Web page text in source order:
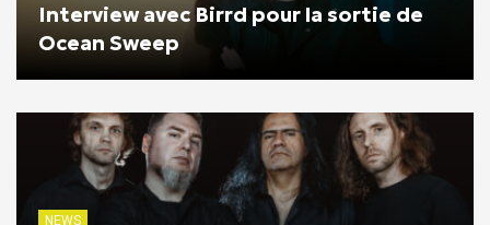
Interview avec Birrd pour la sortie de
Ocean Sweep
NEWS